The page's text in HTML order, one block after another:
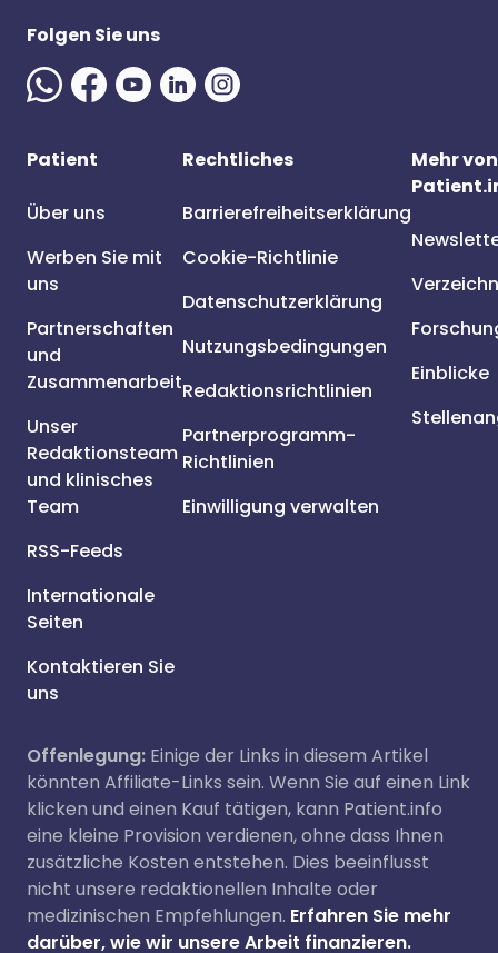
Folgen Sie uns
Patient
Über uns
Werben Sie mit
uns
Partnerschaften
und
Zusammenarbeit
Unser
Redaktionsteam
und klinisches
Team
RSS-Feeds
Internationale
Seiten
Kontaktieren Sie
uns
Rechtliches
Barrierefreiheitserklärung
Cookie-Richtlinie
Datenschutzerklärung
Nutzungsbedingungen
Redaktionsrichtlinien
Partnerprogramm-
Richtlinien
Einwilligung verwalten
Mehr von
Einblicke
Offenlegung: Einige der Links in diesem Artikel
könnten Affiliate-Links sein. Wenn Sie auf einen Link
klicken und einen Kauf tätigen, kann Patient.info
eine kleine Provision verdienen, ohne dass Ihnen
zusätzliche Kosten entstehen. Dies beeinflusst
nicht unsere redaktionellen Inhalte oder
medizinischen Empfehlungen. Erfahren Sie mehr
darüber, wie wir unsere Arbeit finanzieren.